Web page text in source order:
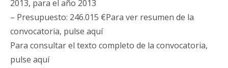
2013, para el año 2013
– Presupuesto: 246.015 €Para ver resumen de la
convocatoria, pulse aquí
Para consultar el texto completo de la convocatoria,
pulse aquí